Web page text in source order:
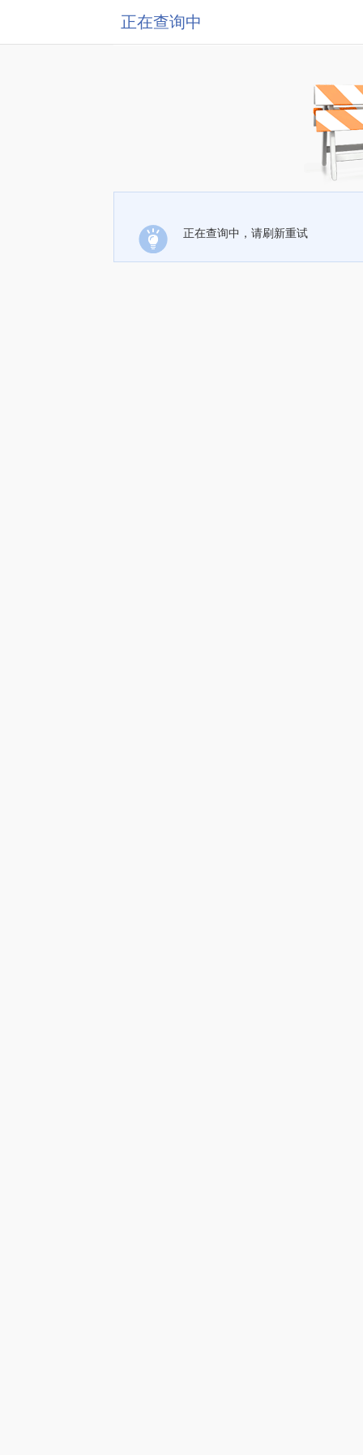
正在查询中
正在查询中，请刷新重试